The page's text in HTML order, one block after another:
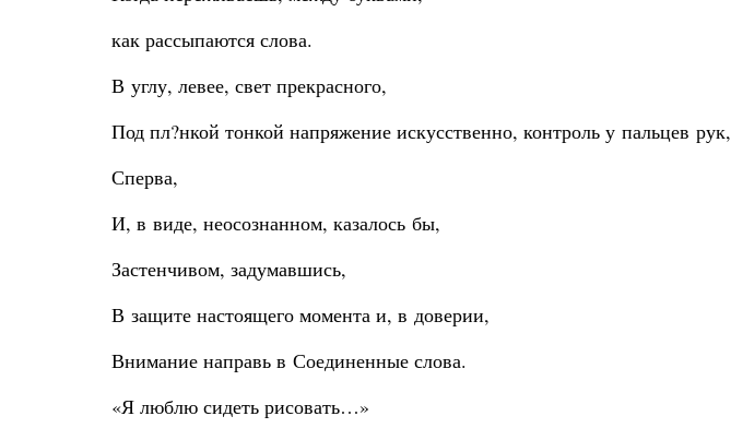
как рассыпаются слова.
В углу, левее, свет прекрасного,
Под пл?нкой тонкой напряжение искусственно, контроль у пальцев рук,
Сперва,
И, в виде, неосознанном, казалось бы,
Застенчивом, задумавшись,
В защите настоящего момента и, в доверии,
Внимание направь в Соединенные слова.
«Я люблю сидеть рисовать…»